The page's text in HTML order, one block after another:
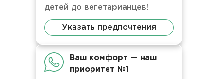
детей до вегетарианцев!
Указать предпочтения
Ваш комфорт — наш
приоритет №1